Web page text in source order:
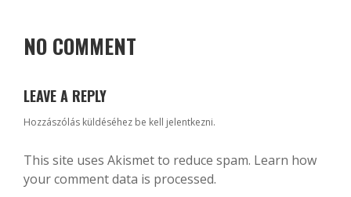
NO COMMENT
LEAVE A REPLY
Hozzászólás küldéséhez be kell jelentkezni.
This site uses Akismet to reduce spam. Learn how
your comment data is processed.